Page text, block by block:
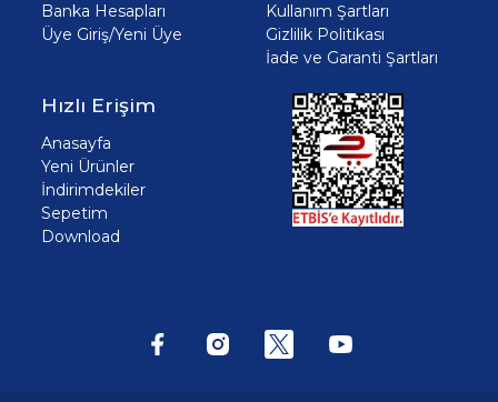
Banka Hesapları
Üye Giriş/Yeni Üye
Kullanım Şartları
Gizlilik Politikası
İade ve Garanti Şartları
Hızlı Erişim
Anasayfa
Yeni Ürünler
İndirimdekiler
Sepetim
Download